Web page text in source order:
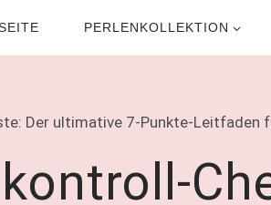
PERLENKOLLEKTION
Der ultimative 7-Punkte-Leitfaden